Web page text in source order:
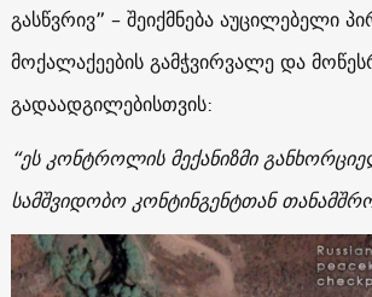
გასწვრივ” – შეიქმნება აუცილებელი
მოქალაქეების გამჭვირვალე და
გადაადგილებისთვის:
“ეს კონტროლის მექანიზმი
სამშვიდობო კონტინგენტთან